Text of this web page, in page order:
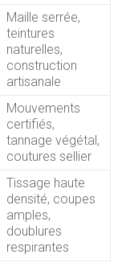
Maille serrée,
teintures
naturelles,
construction
artisanale
Mouvements
certifiés,
tannage végétal,
coutures sellier
Tissage haute
densité, coupes
amples,
doublures
respirantes